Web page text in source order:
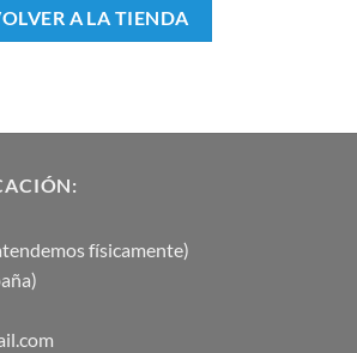
A LA TIENDA
físicamente)